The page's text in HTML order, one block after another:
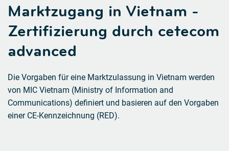
Marktzugang in Vietnam -
Zertifizierung durch cetecom
advanced
Die Vorgaben für eine Marktzulassung in Vietnam werden
von MIC Vietnam (Ministry of Information and
Communications) definiert und basieren auf den Vorgaben
einer CE-Kennzeichnung (RED).